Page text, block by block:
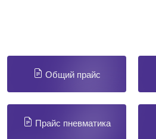
Общий прайс
Прайс пневматика